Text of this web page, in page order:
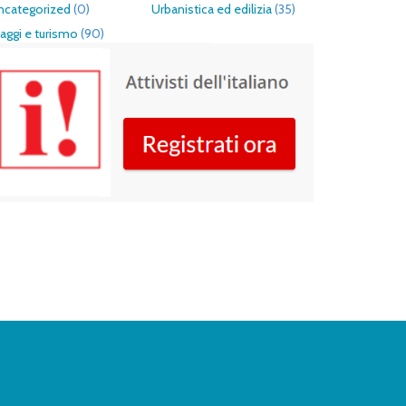
(0) Urbanistica ed edilizia(35)
e turismo (90)